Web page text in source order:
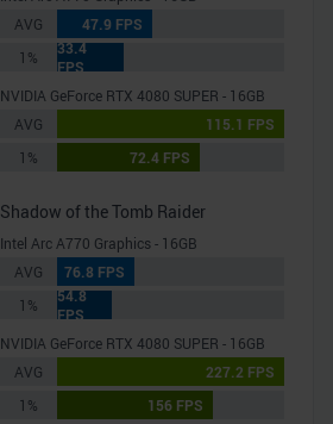
AVG
47.9 FPS
1%
33.4
FPS
NVIDIA GeForce RTX 4080 SUPER - 16GB
AVG
115.1 FPS
1%
72.4 FPS
Shadow of the Tomb Raider
Intel Arc A770 Graphics - 16GB
AVG
76.8 FPS
1%
54.8
FPS
NVIDIA GeForce RTX 4080 SUPER - 16GB
AVG
227.2 FPS
1%
156 FPS